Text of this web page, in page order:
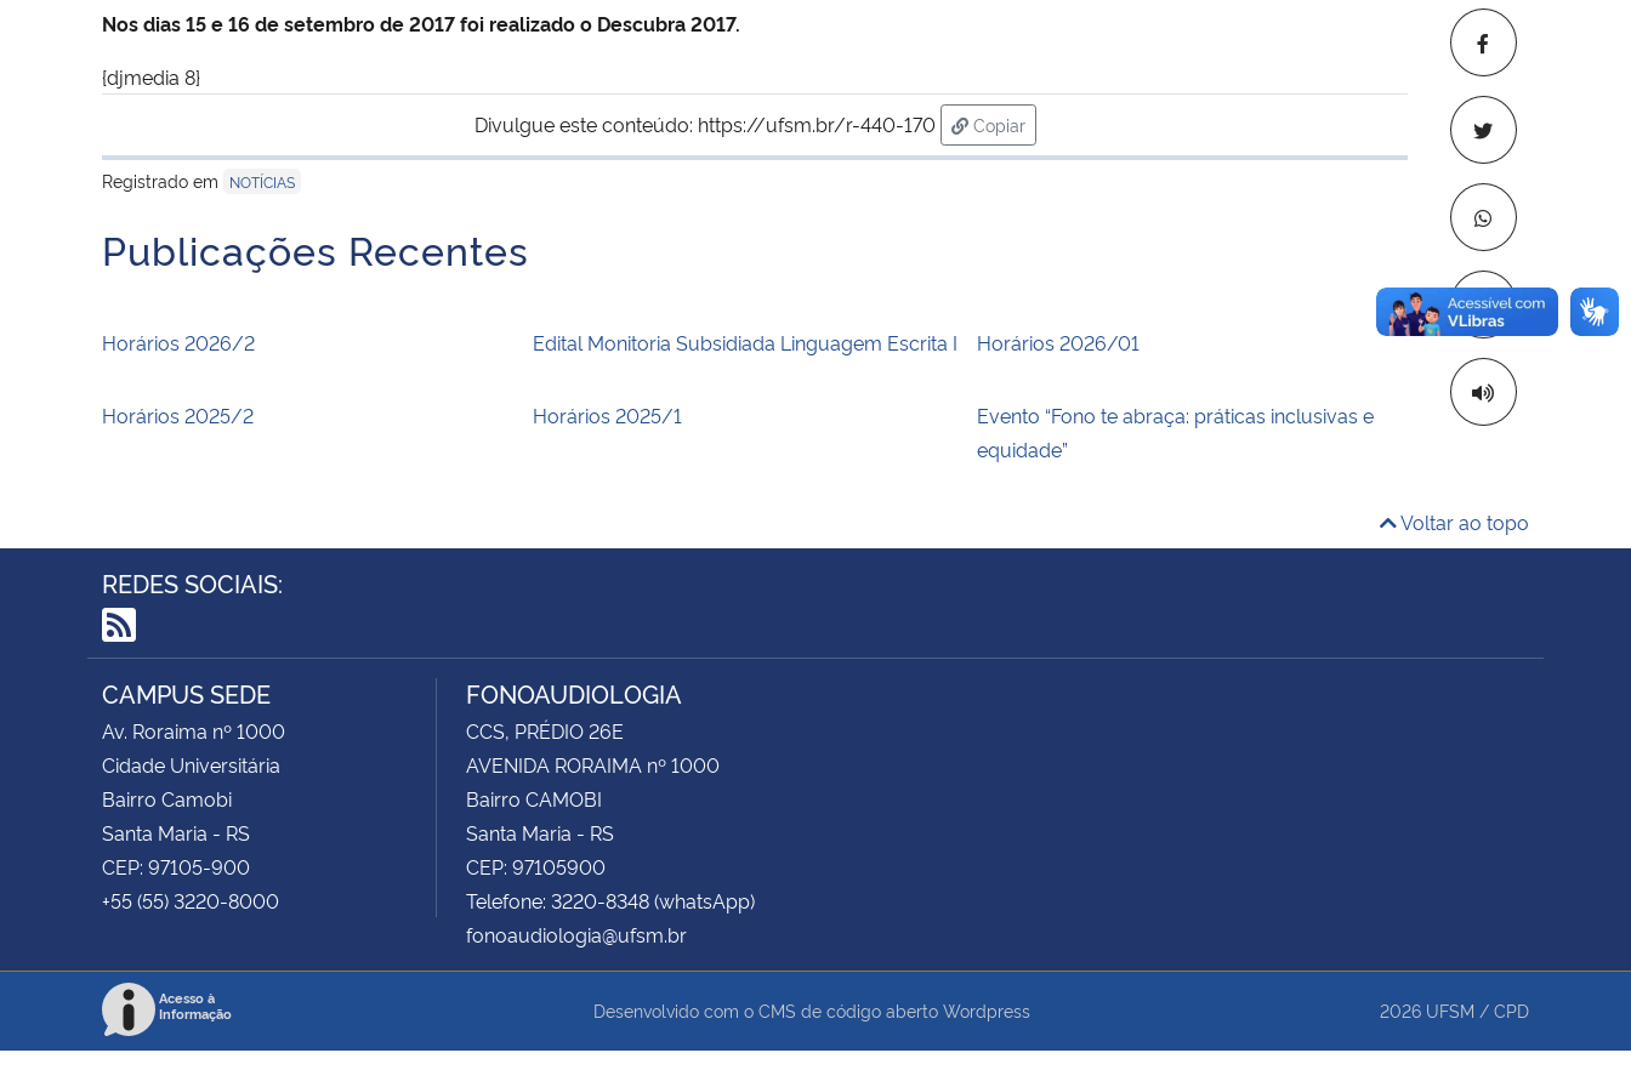
Copiar para
Nos dias 15 e 16 de setembro de 2017 foi realizado o Descubra 2017.
{djmedia 8}
Divulgue este conteúdo: https://ufsm.br/r-440-170
Copiar
para área de transferência
Registrado em
NOTÍCIAS
Publicações Recentes
Horários 2026/2 Edital Monitoria Subsidiada Linguagem Escrita I Horários 2026/01
Horários 2025/2 Horários 2025/1
Evento “Fono te abraça: práticas inclusivas e
equidade”
Voltar ao topo
REDES SOCIAIS:
RSS
CAMPUS SEDE
Av. Roraima nº 1000
Cidade Universitária
Bairro Camobi
Santa Maria - RS
CEP: 97105-900
+55 (55) 3220-8000
FONOAUDIOLOGIA
CCS, PRÉDIO 26E
AVENIDA RORAIMA nº 1000
Bairro CAMOBI
Santa Maria - RS
CEP: 97105900
Telefone: 3220-8348 (whatsApp)
fonoaudiologia@ufsm.br
Acesso à
Informação
Desenvolvido com o CMS de código aberto Wordpress 2026 UFSM / CPD